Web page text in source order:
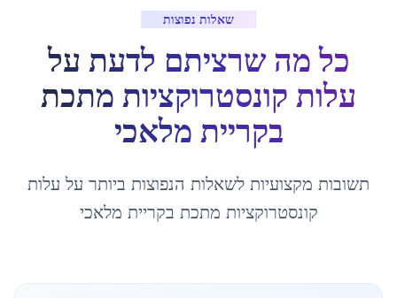
שאלות נפוצות
כל מה שרציתם לדעת על
עלות קונסטרוקציות מתכת
בקריית מלאכי
תשובות מקצועיות לשאלות הנפוצות ביותר על עלות
קונסטרוקציות מתכת בקריית מלאכי